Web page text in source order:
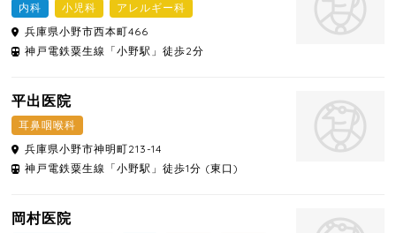
内科 小児科
アレルギー科
兵庫県小野市西本町466
神戸電鉄粟生線「小野駅」徒歩2分
平出医院
耳鼻咽喉科
兵庫県小野市神明町213-14
神戸電鉄粟生線「小野駅」徒歩1分 (東口)
岡村医院